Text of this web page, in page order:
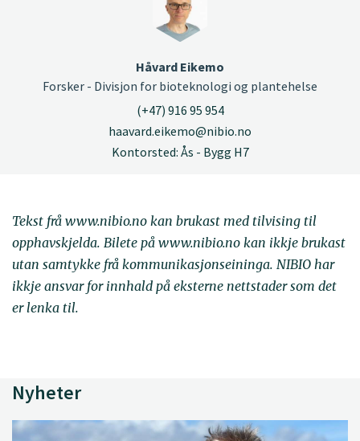
Håvard Eikemo
Forsker - Divisjon for bioteknologi og plantehelse
(+47) 916 95 954
haavard.eikemo@nibio.no
Kontorsted: Ås - Bygg H7
Tekst frå www.nibio.no kan brukast med tilvising til
opphavskjelda. Bilete på www.nibio.no kan ikkje brukast
utan samtykke frå kommunikasjonseininga. NIBIO har
ikkje ansvar for innhald på eksterne nettstader som det
er lenka til.
Nyheter